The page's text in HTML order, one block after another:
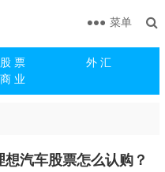
股 票
外 汇
商 业
菜单
汽车股票怎么认购？